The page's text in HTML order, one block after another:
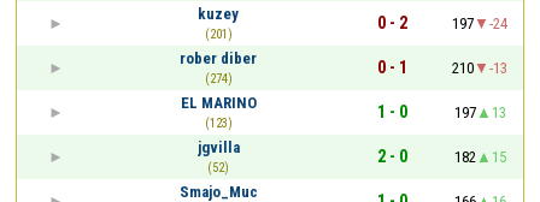
kuzey
(201)
0 - 2 197
-24
rober diber
(274)
0 - 1 210
-13
EL MARINO
(123)
1 - 0 197
13
jgvilla
(52)
2 - 0 182
15
Smajo_Muc